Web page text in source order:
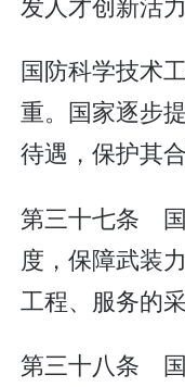
国防科学技术
重。国家逐步
待遇，保护其合
第三十七条
度，保障武装
工程、服务的采
第三十八条